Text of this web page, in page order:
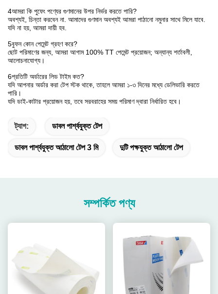
4আমরা কি পুফেং পণ্যের গুণমানের উপর নির্ভর করতে পারি?
অবশ্যই, চিন্তা করবেন না. আমাদের গুণমান অবশ্যই আমরা পাঠানো নমুনার সাথে মিলে যাবে.
যদি না হয়, আমরা দায়ী হব.
5বুফন কোন পেমেন্ট গ্রহণ করে?
ছোট পরিমাণের জন্য, আমরা আগাম 100% TT পেমেন্ট প্রয়োজন; অন্যান্য শর্তাবলী,
আলোচনাযোগ্য।
6প্রতিটি অর্ডারের লিড টাইম কত?
যদি আপনার অর্ডার করা টেপ স্টক থাকে, তাহলে আমরা ১-৩ দিনের মধ্যে ডেলিভারি করতে
পারি।
যদি ডাই-কাটার প্রয়োজন হয়, তবে সরবরাহের সময় পরিমাণ দ্বারা নির্ধারিত হবে।
ট্যাগ: ডাবল পার্শ্বযুক্ত টেপ
ডাবল পার্শ্বযুক্ত আঠালো টেপ 3 মি দুটি পক্ষযুক্ত আঠালো টেপ
সম্পর্কিত পণ্য